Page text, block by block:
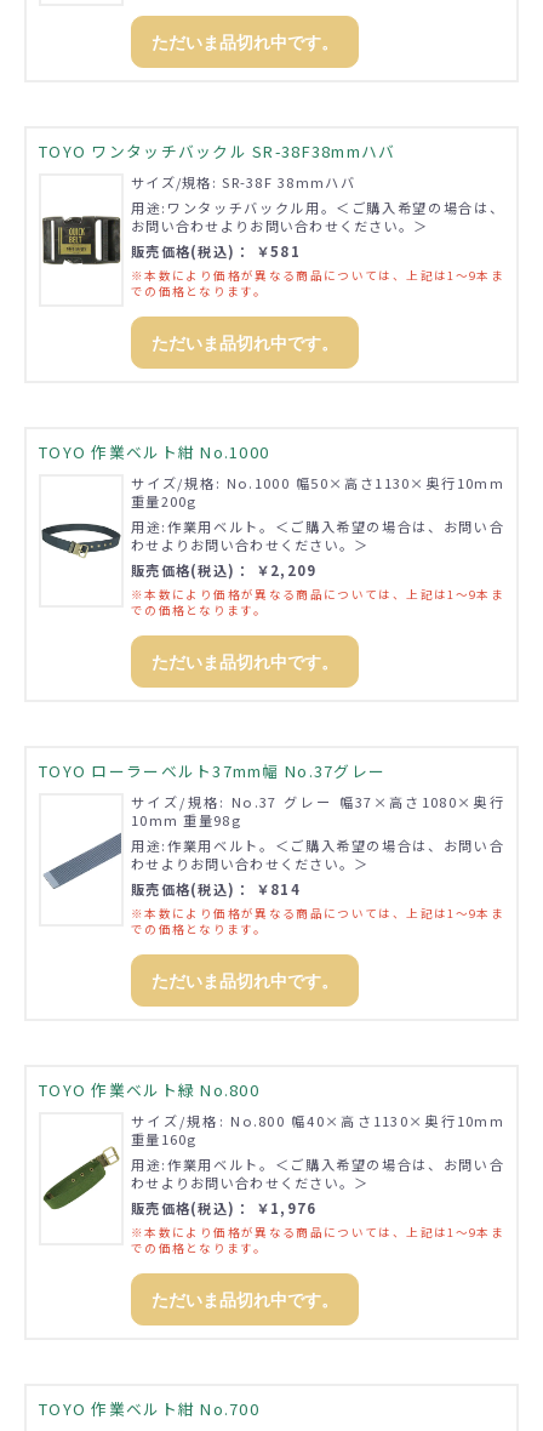
ただいま品切れ中です。
TOYO ワンタッチバックル SR-38F38mmハバ
サイズ/規格: SR-38F 38mmハバ
用途:ワンタッチバックル用。＜ご購入希望の場合は、
お問い合わせよりお問い合わせください。＞
販売価格(税込)： ￥581
※本数により価格が異なる商品については、上記は1～9本ま
での価格となります。
ただいま品切れ中です。
TOYO 作業ベルト紺 No.1000
サイズ/規格: No.1000 幅50×高さ1130×奥行10mm
重量200g
用途:作業用ベルト。＜ご購入希望の場合は、お問い合
わせよりお問い合わせください。＞
販売価格(税込)： ￥2,209
※本数により価格が異なる商品については、上記は1～9本ま
での価格となります。
ただいま品切れ中です。
TOYO ローラーベルト37mm幅 No.37グレー
サイズ/規格: No.37 グレー 幅37×高さ1080×奥行
10mm 重量98g
用途:作業用ベルト。＜ご購入希望の場合は、お問い合
わせよりお問い合わせください。＞
販売価格(税込)： ￥814
※本数により価格が異なる商品については、上記は1～9本ま
での価格となります。
ただいま品切れ中です。
TOYO 作業ベルト緑 No.800
サイズ/規格: No.800 幅40×高さ1130×奥行10mm
重量160g
用途:作業用ベルト。＜ご購入希望の場合は、お問い合
わせよりお問い合わせください。＞
販売価格(税込)： ￥1,976
※本数により価格が異なる商品については、上記は1～9本ま
での価格となります。
ただいま品切れ中です。
TOYO 作業ベルト紺 No.700